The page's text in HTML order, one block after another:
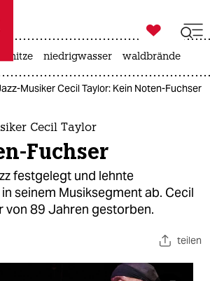
taz zahl ich
taz zahl ich

taz zahl ich
hitze niedrigwasser waldbrände
Musiker Cecil Taylor: Kein Noten-Fuchser
Cecil Taylor
Fuchser
festgelegt und lehnte
seinem Musiksegment ab. Cecil
von 89 Jahren gestorben.
teilen